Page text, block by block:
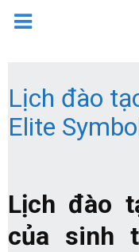
Lịch đào
Elite
Lịch đào
của sinh